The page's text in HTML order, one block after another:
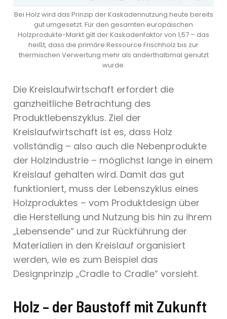
Bei Holz wird das Prinzip der Kaskadennutzung heute bereits
gut umgesetzt. Für den gesamten europäischen
Holzprodukte-Markt gilt der Kaskadenfaktor von 1,57 – das
heißt, dass die primäre Ressource Frischholz bis zur
thermischen Verwertung mehr als anderthalbmal genutzt
wurde.
Die Kreislaufwirtschaft erfordert die
ganzheitliche Betrachtung des
Produktlebenszyklus. Ziel der
Kreislaufwirtschaft ist es, dass Holz
vollständig – also auch die Nebenprodukte
der Holzindustrie – möglichst lange in einem
Kreislauf gehalten wird. Damit das gut
funktioniert, muss der Lebenszyklus eines
Holzproduktes – vom Produktdesign über
die Herstellung und Nutzung bis hin zu ihrem
„Lebensende“ und zur Rückführung der
Materialien in den Kreislauf organisiert
werden, wie es zum Beispiel das
Designprinzip „Cradle to Cradle“ vorsieht.
Holz – der Baustoff mit Zukunft